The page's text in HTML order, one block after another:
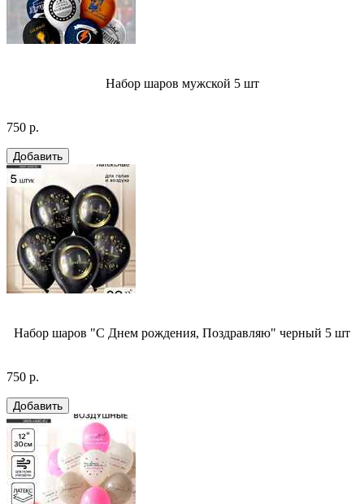
Набор шаров мужской 5 шт
750 р.
Набор шаров "С Днем рождения, Поздравляю" черный 5 шт
750 р.